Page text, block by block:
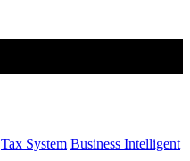
Tax System Business Intelligent